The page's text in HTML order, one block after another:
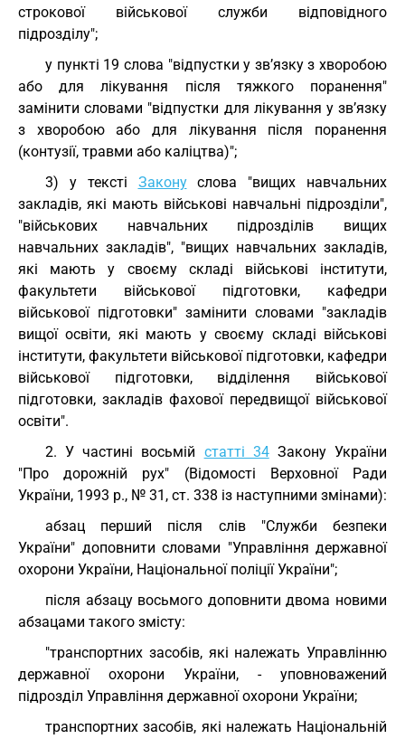
строкової військової служби відповідного
підрозділу";
у пункті 19 слова "відпустки у зв’язку з хворобою
або для лікування після тяжкого поранення"
замінити словами "відпустки для лікування у зв’язку
з хворобою або для лікування після поранення
(контузії, травми або каліцтва)";
3) у тексті Законуслова "вищих навчальних
закладів, які мають військові навчальні підрозділи",
"військових навчальних підрозділів вищих
навчальних закладів", "вищих навчальних закладів,
які мають у своєму складі військові інститути,
факультети військової підготовки, кафедри
військової підготовки" замінити словами "закладів
вищої освіти, які мають у своєму складі військові
інститути, факультети військової підготовки, кафедри
військової підготовки, відділення військової
підготовки, закладів фахової передвищої військової
освіти".
2. У частині восьмій статті 34Закону України
"Про дорожній рух" (Відомості Верховної Ради
України, 1993 р., № 31, ст. 338 із наступними змінами):
абзац перший після слів "Служби безпеки
України" доповнити словами "Управління державної
охорони України, Національної поліції України";
після абзацу восьмого доповнити двома новими
абзацами такого змісту:
"транспортних засобів, які належать Управлінню
державної охорони України, - уповноважений
підрозділ Управління державної охорони України;
транспортних засобів, які належать Національній